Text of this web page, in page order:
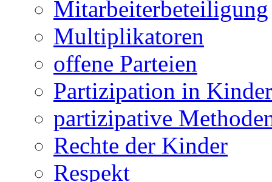
Mitarbeiterbeteiligung
Multiplikatoren
offene Parteien
Partizipation in
partizipative
Rechte der Kinder
Respekt